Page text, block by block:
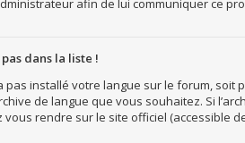
afin de lui communiquer ce
dans la liste !
pas installé votre langue sur le forum,
de langue que vous souhaitez. Si
vous rendre sur le site officiel (accessible